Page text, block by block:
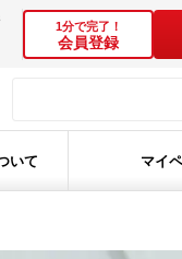
1分で完了！
会員登録
いて マイ